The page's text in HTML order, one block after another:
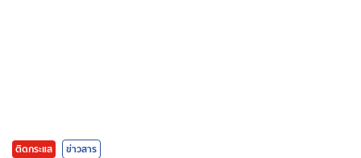
ติดกระแส ข่าวสาร